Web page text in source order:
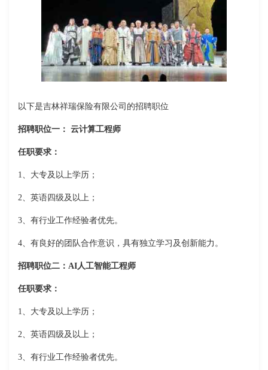
以下是吉林祥瑞保险有限公司的招聘职位
招聘职位一： 云计算工程师
任职要求：
1、大专及以上学历；
2、英语四级及以上；
3、有行业工作经验者优先。
4、有良好的团队合作意识，具有独立学习及创新能力。
招聘职位二：AI人工智能工程师
任职要求：
1、大专及以上学历；
2、英语四级及以上；
3、有行业工作经验者优先。